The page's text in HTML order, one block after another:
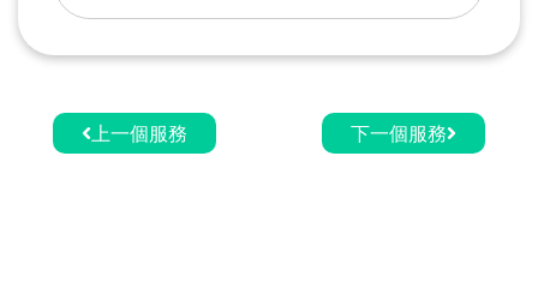
上一個服務 下一個服務